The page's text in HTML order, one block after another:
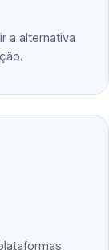
a alternativa